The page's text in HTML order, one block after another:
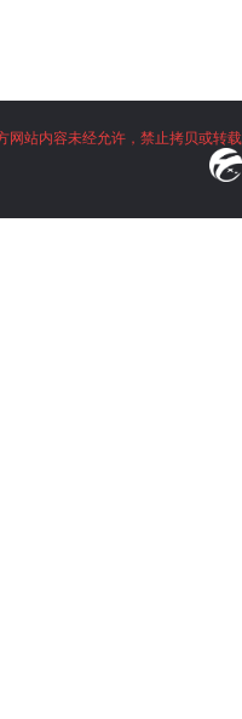
网站内容未经允许，禁止拷贝或转